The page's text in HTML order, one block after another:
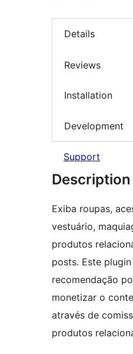
Details
Reviews
Installation
Development
Support
Description
Exiba roupas,
vestuário, maquiagens e
produtos
posts. Este
recomendação
monetizar o
através de
produtos